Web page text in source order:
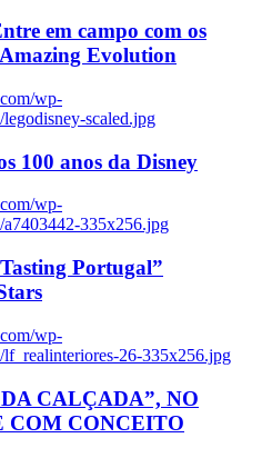
em campo com os
Evolution
wp-
scaled.jpg
100 anos da Disney
wp-
335x256.jpg
Portugal”
wp-
26-335x256.jpg
CALÇADA”, NO
COM CONCEITO